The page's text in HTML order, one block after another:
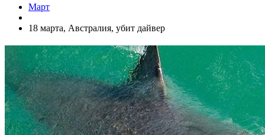
Март
18 марта, Австралия, убит дайвер